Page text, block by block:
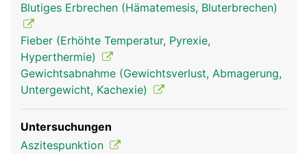
Blutiges Erbrechen (Hämatemesis, Bluterbrechen)
Fieber (Erhöhte Temperatur, Pyrexie,
Hyperthermie)
Gewichtsabnahme (Gewichtsverlust, Abmagerung,
Untergewicht, Kachexie)
Untersuchungen
Aszitespunktion